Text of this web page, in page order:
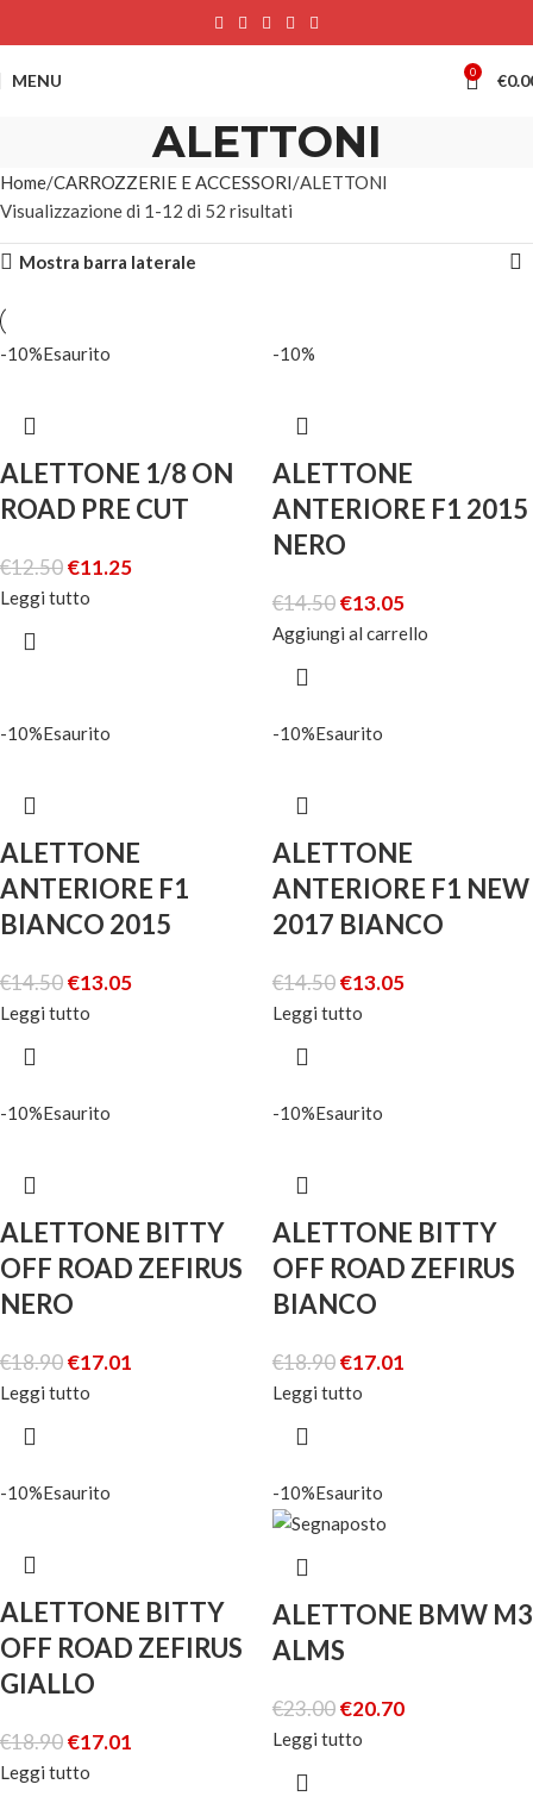
MENU 0 €
ALETTONI
Home CARROZZERIE E ACCESSORI ALETTONI
Visualizzazione di 1-12 di 52 risultati
Mostra barra laterale
-10%Esaurito
ALETTONE 1/8 ON
ROAD PRE CUT
€12.50€11.25
Leggi tutto
-10%
ALETTONE
ANTERIORE F1 2015
NERO
€14.50€13.05
Aggiungi al carrello
-10%Esaurito
ALETTONE
ANTERIORE F1
BIANCO 2015
€14.50€13.05
Leggi tutto
-10%Esaurito
ALETTONE
ANTERIORE F1 NEW
2017 BIANCO
€14.50€13.05
Leggi tutto
-10%Esaurito
ALETTONE BITTY
OFF ROAD ZEFIRUS
NERO
€18.90€17.01
Leggi tutto
-10%Esaurito
ALETTONE BITTY
OFF ROAD ZEFIRUS
BIANCO
€18.90€17.01
Leggi tutto
-10%Esaurito
ALETTONE BITTY
OFF ROAD ZEFIRUS
GIALLO
€18.90€17.01
Leggi tutto
-10%Esaurito
ALETTONE BMW M3
ALMS
€23.00€20.70
Leggi tutto